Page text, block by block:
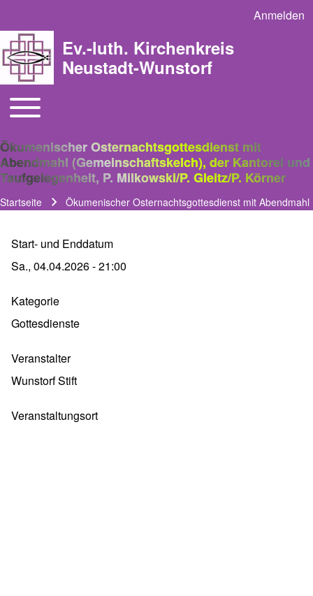
User
Anmelden
Ev.-luth. Kirchenkreis
Neustadt-Wunstorf
Main navigation
Toggle main menu
Ökumenischer Osternachtsgottesdienst mit
Abendmahl (Gemeinschaftskelch), der Kantorei und
Taufgelegenheit, P. Milkowski/P. Gleitz/P. Körner
Pfadnavigation
Startseite Ökumenischer Osternachtsgottesdienst mit
Start- und Enddatum
Sa., 04.04.2026 - 21:00
Kategorie
Gottesdienste
Veranstalter
Wunstorf Stift
Veranstaltungsort